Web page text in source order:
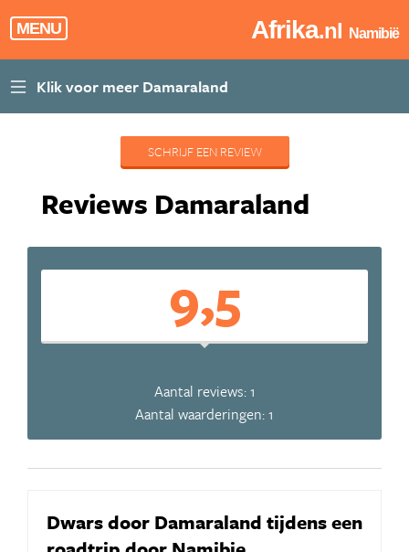
MENU Afrika.nl Namibië
SCHRIJF EEN REVIEW
Reviews Damaraland
9,5
Aantal reviews: 1
Aantal waarderingen: 1
Dwars door Damaraland tijdens een